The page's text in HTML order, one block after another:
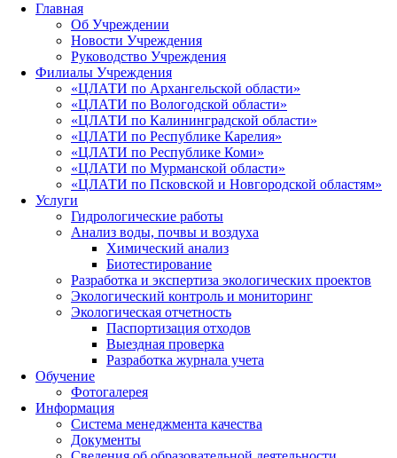
Главная
Об Учреждении
Новости Учреждения
Руководство Учреждения
Филиалы Учреждения
«ЦЛАТИ по Архангельской области»
«ЦЛАТИ по Вологодской области»
«ЦЛАТИ по Калининградской области»
«ЦЛАТИ по Республике Карелия»
«ЦЛАТИ по Республике Коми»
«ЦЛАТИ по Мурманской области»
«ЦЛАТИ по Псковской и Новгородской областям»
Услуги
Гидрологические работы
Анализ воды, почвы и воздуха
Химический анализ
Биотестирование
Разработка и экспертиза экологических проектов
Экологический контроль и мониторинг
Экологическая отчетность
Паспортизация отходов
Выездная проверка
Разработка журнала учета
Обучение
Фотогалерея
Информация
Система менеджмента качества
Документы